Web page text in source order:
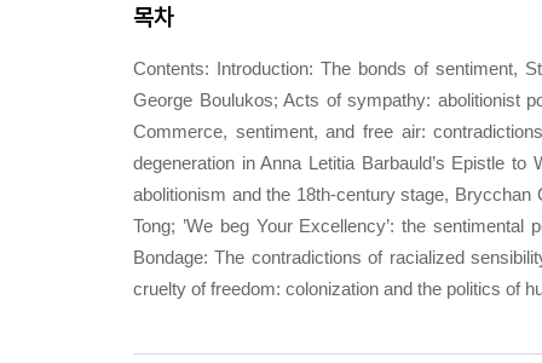
목차
Contents: Introduction: The bonds of sentiment,
George Boulukos; Acts of sympathy: abolitionist
Commerce, sentiment, and free air:
degeneration in Anna Letitia Barbauld’s Epistle
abolitionism and the 18th-century stage, Brycchan
Tong; ’We beg Your Excellency’: the
Bondage: The contradictions of racialized
cruelty of freedom: colonization and the politics of